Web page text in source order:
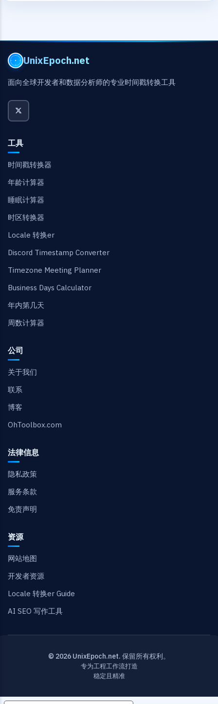
UnixEpoch.net
面向全球开发者和数据分析师的专业时间戳转换工具
工具
时间戳转换器
年龄计算器
睡眠计算器
时区转换器
Locale 转换er
Discord Timestamp Converter
Timezone Meeting Planner
Business Days Calculator
年内第几天
周数计算器
公司
关于我们
联系
博客
OhToolbox.com
法律信息
隐私政策
服务条款
免责声明
资源
网站地图
开发者资源
Locale 转换er Guide
AI SEO 写作工具
© 2026 UnixEpoch.net. 保留所有权利。
专为工程工作流打造
稳定且精准